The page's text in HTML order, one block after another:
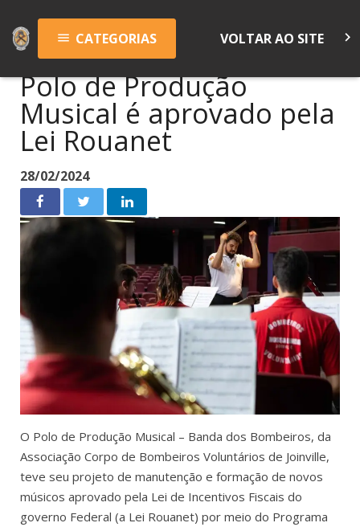
menu CATEGORIAS VOLTAR AO SITE keyboard_arrow_right
Polo de Produção
Musical é aprovado pela
Lei Rouanet
28/02/2024
O Polo de Produção Musical – Banda dos Bombeiros, da
Associação Corpo de Bombeiros Voluntários de Joinville,
teve seu projeto de manutenção e formação de novos
músicos aprovado pela Lei de Incentivos Fiscais do
governo Federal (a Lei Rouanet) por meio do Programa